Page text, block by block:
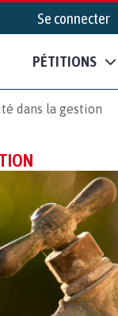
Se connecter
PÉTITIONS
dans la gestion